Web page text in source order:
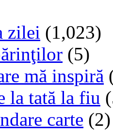
zilei (1,023)
(5)
mă inspiră
la tată la fiu
carte (2)